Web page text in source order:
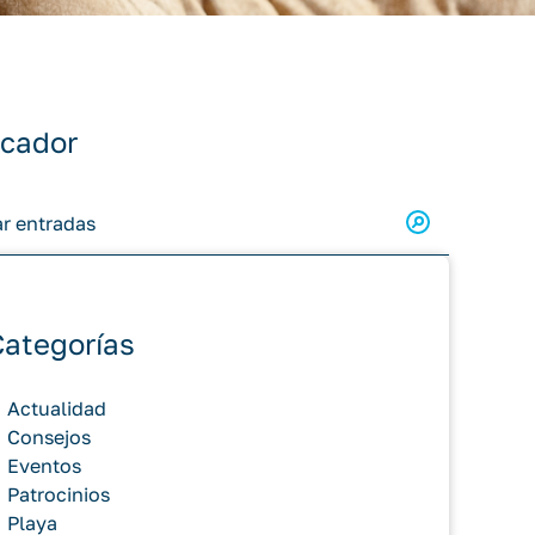
Actualidad
Consejos
Eventos
Patrocinios
Playa